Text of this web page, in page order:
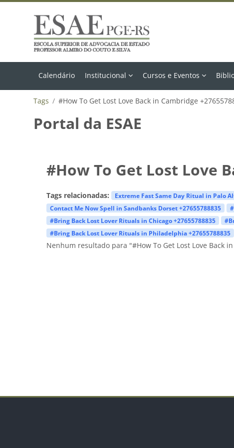
Calendário Institucional Cursos e Eventos
Tags #How To Get Lost Love Back in Cambridge
Portal da ESAE
#How To Get Lost Love
Tags relacionadas: Extreme Fast Same Day Ritual in Palo
Contact Me Now Spell in Sandbanks Dorset +27655788835
#Bring Back Lost Lover Rituals in Chicago +27655788835
#Bring Back Lost Lover Rituals in Philadelphia +27655788835
Nenhum resultado para "#How To Get Lost Love Back